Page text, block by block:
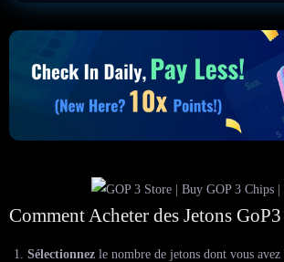
Comment Acheter des Jetons
Sélectionnez le nombre de jetons dont vous